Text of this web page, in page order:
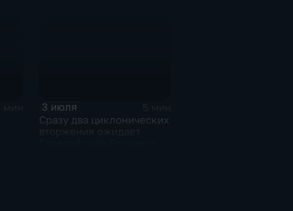
3 июля
Сразу два циклонических